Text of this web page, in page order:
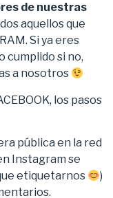
de nuestras
aquellos que
Si ya eres
cumplido si no,
a nosotros
los pasos
pública en la red
Instagram se
etiquetarnos
)